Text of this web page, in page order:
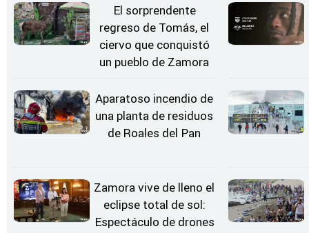
El sorprendente
regreso de Tomás, el
ciervo que conquistó
un pueblo de Zamora
Aparatoso incendio de
una planta de residuos
de Roales del Pan
Zamora vive de lleno el
eclipse total de sol:
Espectáculo de drones